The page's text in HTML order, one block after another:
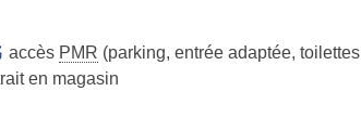
accès PMR (parking, entrée adaptée, toilettes
en magasin